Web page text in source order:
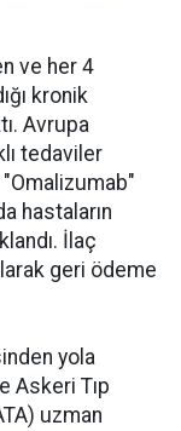
ve her 4
kronik
Avrupa
tedaviler
hastaların
İlaç
geri ödeme
yola
Askeri Tıp
uzman